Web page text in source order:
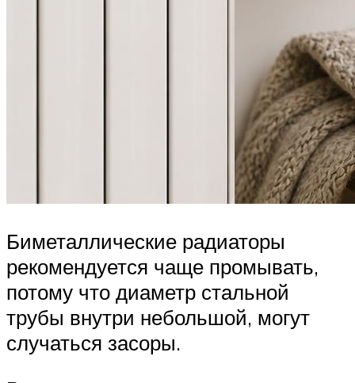
Биметаллические радиаторы
рекомендуется чаще промывать,
потому что диаметр стальной
трубы внутри небольшой, могут
случаться засоры.